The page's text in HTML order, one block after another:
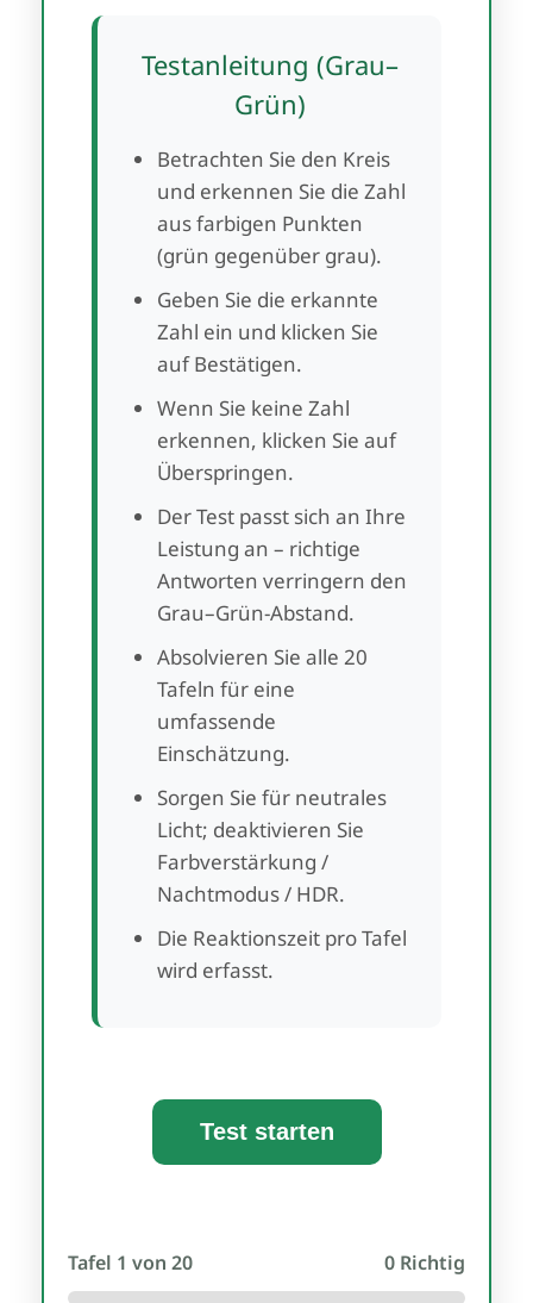
Testanleitung (Grau–
Grün)
Betrachten Sie den Kreis
und erkennen Sie die Zahl
aus farbigen Punkten
(grün gegenüber grau).
Geben Sie die erkannte
Zahl ein und klicken Sie
auf Bestätigen.
Wenn Sie keine Zahl
erkennen, klicken Sie auf
Überspringen.
Der Test passt sich an Ihre
Leistung an – richtige
Antworten verringern den
Grau–Grün-Abstand.
Absolvieren Sie alle 20
Tafeln für eine
umfassende
Einschätzung.
Sorgen Sie für neutrales
Licht; deaktivieren Sie
Farbverstärkung /
Nachtmodus / HDR.
Die Reaktionszeit pro Tafel
wird erfasst.
Test starten
Tafel 1 von 20 0 Richtig